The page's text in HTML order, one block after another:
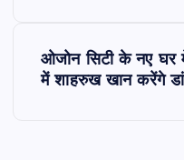
ओजोन सिटी के नए घर
में शाहरुख खान करेंगे